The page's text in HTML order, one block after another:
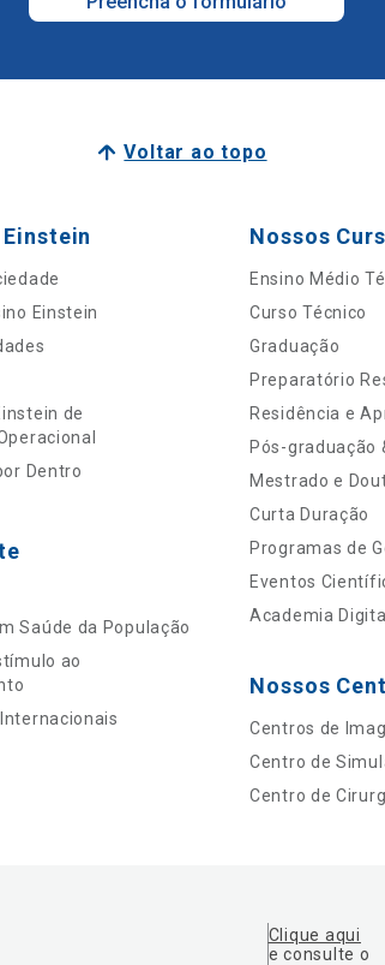
Voltar ao topo
Einstein
Einstein
de
Dentro
Saúde da População
ao
Nossos
Ensino Médio
Curso Técnico
Graduação
Preparatório
Residência e
Pós-graduação
Mestrado e
Curta Duração
Programas de
Eventos
Academia
Nossos
Centros de
Centro de
Centro de
Clique aqui
e consulte o